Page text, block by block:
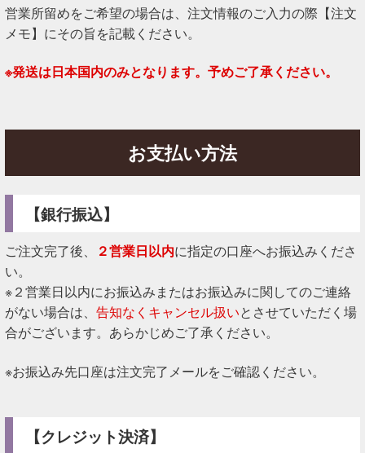
営業所留めをご希望の場合は、注文情報のご入力の際【注文
メモ】にその旨を記載ください。
※発送は日本国内のみとなります。予めご了承ください。
お支払い方法
【銀行振込】
ご注文完了後、 ２営業日以内に指定の口座へお振込みくださ
い。
※２営業日以内にお振込みまたはお振込みに関してのご連絡
がない場合は、 告知なくキャンセル扱いとさせていただく場
合がございます。あらかじめご了承ください。
※お振込み先口座は注文完了メールをご確認ください。
【クレジット決済】